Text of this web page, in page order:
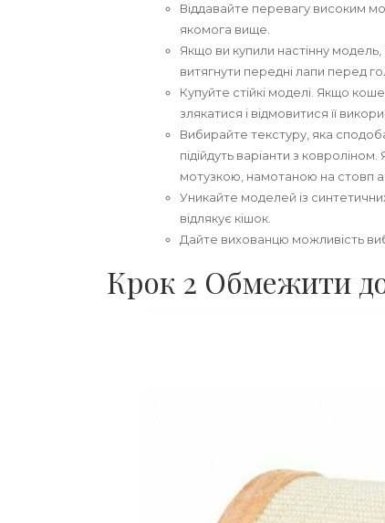
Віддавайте перевагу високим
якомога вище.
Якщо ви купили настінну модель,
витягнути передні лапи перед
Купуйте стійкі моделі. Якщо
злякатися і відмовитися її
Вибирайте текстуру, яка
підійдуть варіанти з
мотузкою, намотаною на стовп
Уникайте моделей із
відлякує кішок.
Дайте вихованцю можливість
Крок 2 Обмежити